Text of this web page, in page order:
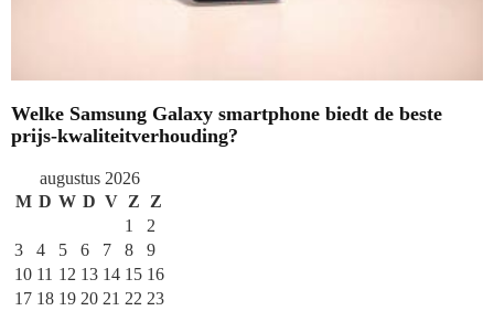
Welke Samsung Galaxy smartphone biedt de beste
prijs-kwaliteitverhouding?
augustus 2026
M D W D V Z
Z
1
2
3
4 5 6 7 8
9
10 11 12 13 14 15 16
17 18 19 20 21 22 23